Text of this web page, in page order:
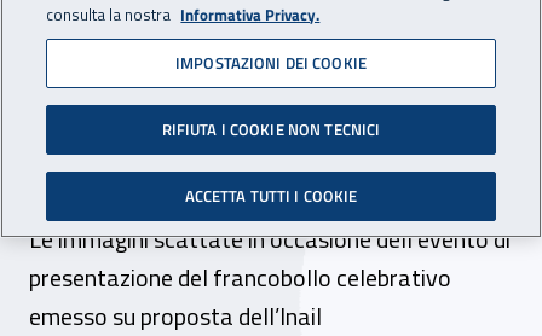
francobollo celebrativo
della Giornata mondiale
della sicurezza e della
salute sul lavoro
Le immagini scattate in occasione dell'evento di
presentazione del francobollo celebrativo
emesso su proposta dell’Inail
consulta la nostra Informativa Privacy.
IMPOSTAZIONI DEI COOKIE
RIFIUTA I COOKIE NON TECNICI
ACCETTA TUTTI I COOKIE